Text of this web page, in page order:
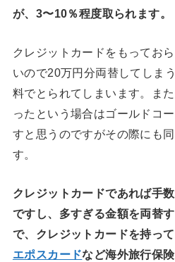
が、3〜10％程度取られます。
クレジットカードをもってお
いので20万円分両替してしま
料でとられてしまいます。ま
ったという場合はゴールドコ
すと思うのですがその際にも
す。
クレジットカードであれば手
ですし、多すぎる金額を両替
で、クレジットカードを持っ
エポスカードなど海外旅行保